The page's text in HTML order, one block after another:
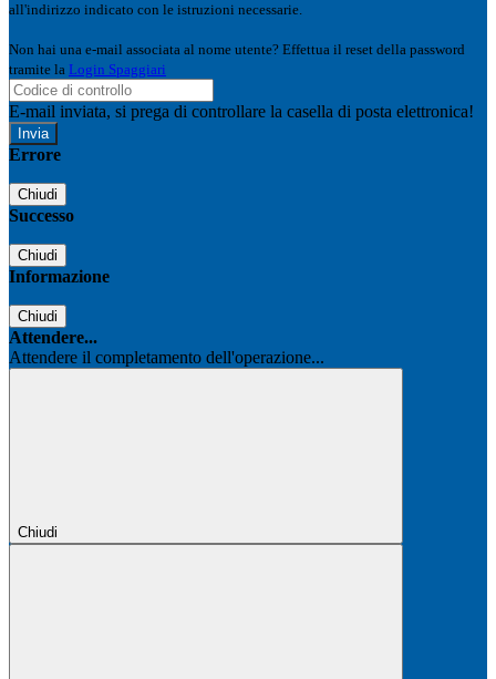
all'indirizzo indicato con le istruzioni necessarie.
Non hai una e-mail associata al nome utente? Effettua il reset della password
tramite la Login Spaggiari
E-mail inviata, si prega di controllare la casella di posta elettronica!
Errore
Chiudi
Successo
Chiudi
Informazione
Chiudi
Attendere...
Attendere il completamento dell'operazione...
Chiudi